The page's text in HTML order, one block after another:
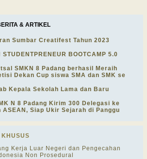
& ARTIKEL
Sumbar Creatifest Tahun 2023
STUDENTPRENEUR BOOTCAMP 5.0
SMKN 8 Padang berhasil Meraih
Dekan Cup siswa SMA dan SMK se
Kepala Sekolah Lama dan Baru
N 8 Padang Kirim 300 Delegasi ke
ASEAN, Siap Ukir Sejarah di Panggu
Kerja Luar Negeri dan Pengecahan
Non Prosedural